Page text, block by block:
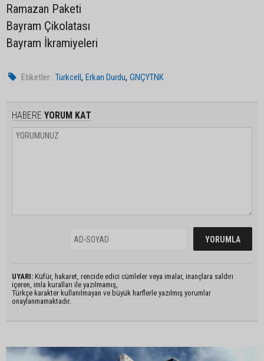
Ramazan Paketi
Bayram Çikolatası
Bayram İkramiyeleri
Etiketler : Turkcell,Erkan Durdu,GNÇYTNK
HABERE YORUM KAT
UYARI: Küfür, hakaret, rencide edici cümleler veya imalar, inançlara saldırı
içeren, imla kuralları ile yazılmamış,
Türkçe karakter kullanılmayan ve büyük harflerle yazılmış yorumlar
onaylanmamaktadır.